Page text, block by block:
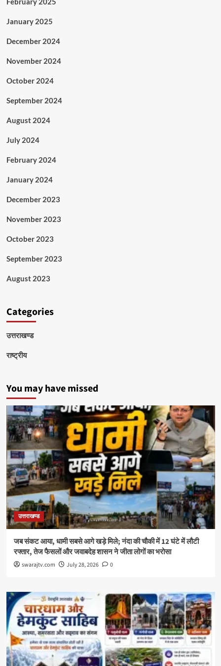
January 2025
December 2024
November 2024
October 2024
September 2024
August 2024
July 2024
February 2024
January 2024
December 2023
November 2023
October 2023
September 2023
August 2023
Categories
उत्तराखण्ड
राष्ट्रीय
You may have missed
उत्तराखण्ड
जब संकट आया, धामी सबसे आगे खड़े मिले; नंदा की चौकी में 12 घंटे में लौटी
रफ्तार, तेज फैसलों और जवाबदेह शासन ने जीता लोगों का भरोसा
swarajtv.com July 28, 2026 0